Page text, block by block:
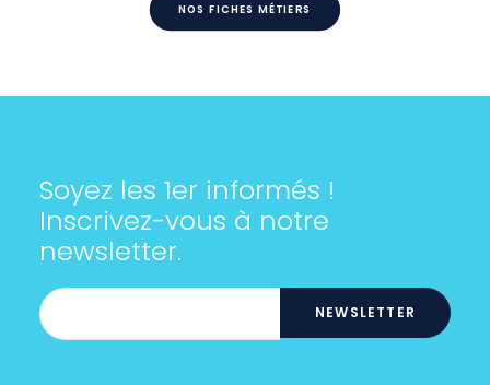
NOS FICHES MÉTIERS
Soyez les 1er informés !
Inscrivez-vous à notre
newsletter.